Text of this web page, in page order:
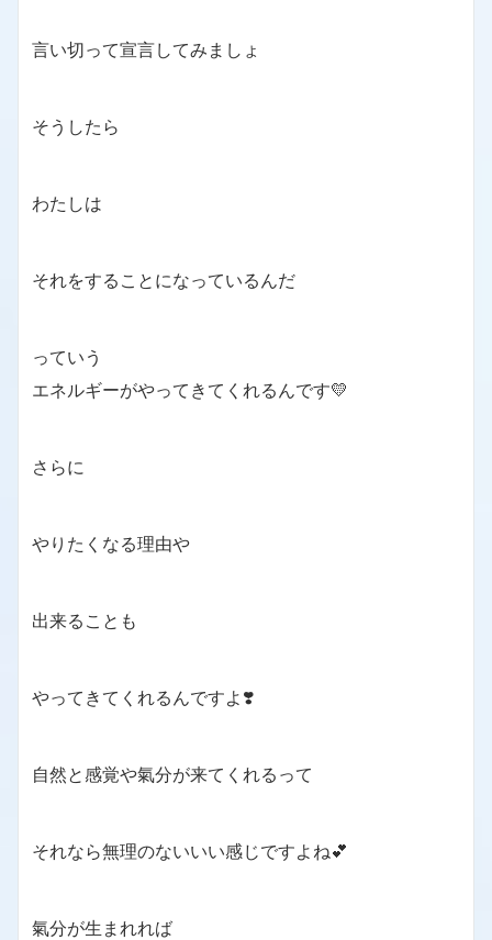
言い切って宣言してみましょ
そうしたら
わたしは
それをすることになっているんだ
っていう
エネルギーがやってきてくれるんです💛
さらに
やりたくなる理由や
出来ることも
やってきてくれるんですよ❣️
自然と感覚や氣分が来てくれるって
それなら無理のないいい感じですよね💕
氣分が生まれれば